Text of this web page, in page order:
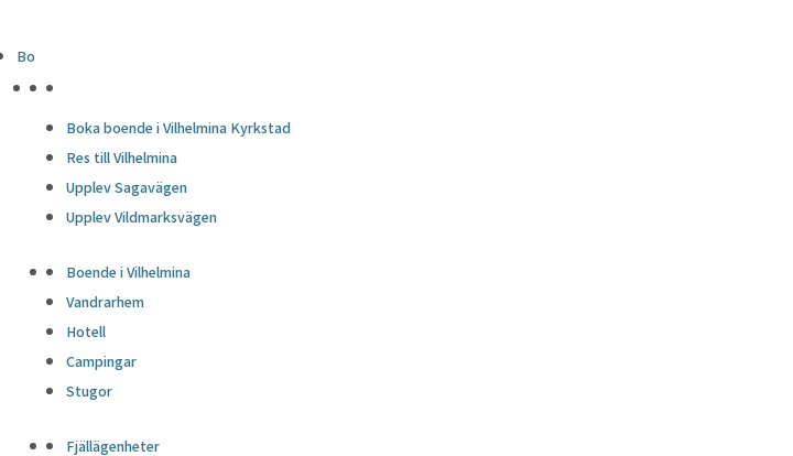
Bo
Boka boende i Vilhelmina Kyrkstad
Res till Vilhelmina
Upplev Sagavägen
Upplev Vildmarksvägen
Boende i Vilhelmina
Vandrarhem
Hotell
Campingar
Stugor
Fjällägenheter